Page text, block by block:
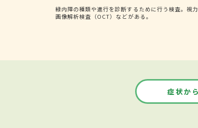
緑内障の種類や進行を診断するために行う検査。視
画像解析検査（OCT）などがある。
症状か